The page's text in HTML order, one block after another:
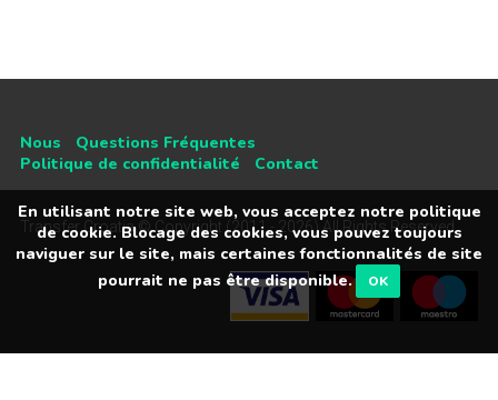
Nous
Questions Fréquentes
Politique de confidentialité
Contact
Transfer Croatia © Copyright (2011 - 2026) All Rights Reserved
En utilisant notre site web, vous acceptez notre politique
de cookie. Blocage des cookies, vous pouvez toujours
naviguer sur le site, mais certaines fonctionnalités de site
pourrait ne pas être disponible.
OK